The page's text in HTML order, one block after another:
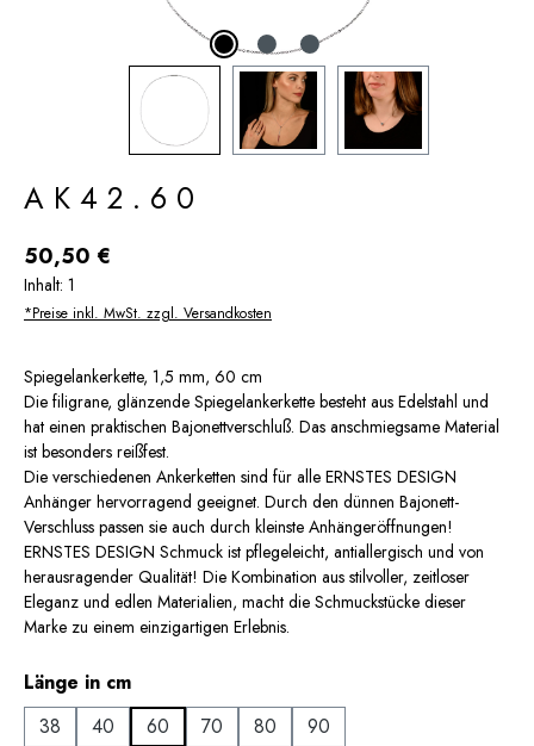
AK42.60
Regulärer Preis:
50,50 €
Inhalt: 1
*Preise inkl. MwSt. zzgl. Versandkosten
Spiegelankerkette, 1,5 mm, 60 cm
Die filigrane, glänzende Spiegelankerkette besteht aus Edelstahl und
hat einen praktischen Bajonettverschluß. Das anschmiegsame Material
ist besonders reißfest.
Die verschiedenen Ankerketten sind für alle ERNSTES DESIGN
Anhänger hervorragend geeignet. Durch den dünnen Bajonett-
Verschluss passen sie auch durch kleinste Anhängeröffnungen!
ERNSTES DESIGN Schmuck ist pflegeleicht, antiallergisch und von
herausragender Qualität! Die Kombination aus stilvoller, zeitloser
Eleganz und edlen Materialien, macht die Schmuckstücke dieser
Marke zu einem einzigartigen Erlebnis.
Länge in cmauswählen
38
40 60 70 80 90